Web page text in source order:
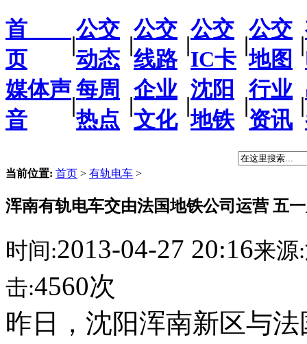
首
页
|
公交
动态
|
公交
线路
|
公交
IC卡
|
公交
地图
|
媒体声
音
|
每周
热点
|
企业
文化
|
沈阳
地铁
|
行业
资讯
|
当前位置: 首页 > 有轨电车 >
浑南有轨电车交由法国地铁公司运营 五
时间:2013-04-27 20:16来源:
击:4560次
昨日，沈阳浑南新区与